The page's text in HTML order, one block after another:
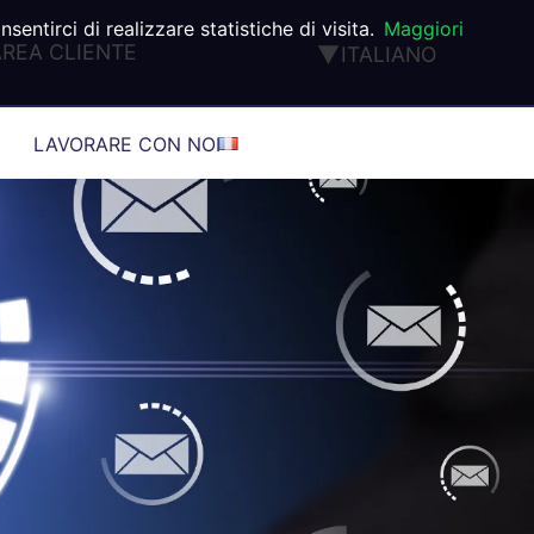
CLIENTE
ITALIANO
DEUTSCH
TÜRK
®
LAVORARE CON NOI
di realizzare statistiche di visita. Maggiori